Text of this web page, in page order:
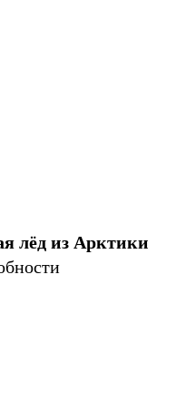
лёд из Арктики